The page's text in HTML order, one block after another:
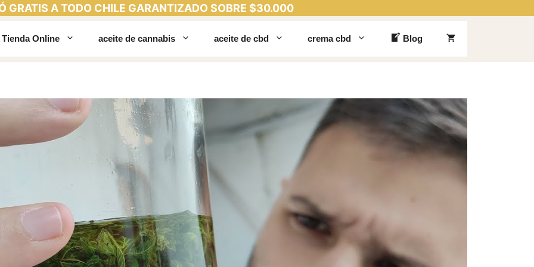
GRATIS A TODO CHILE GARANTIZADO SOBRE $30.000
Tienda Online aceite de cannabis aceite de cbd crema cbd Blog